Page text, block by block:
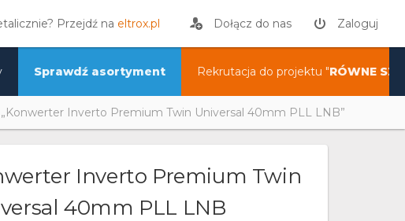
Przejdź na eltrox.pl Dołącz do nas Zaloguj
Sprawdź asortyment Rekrutacja do projektu "RÓWNE
„Konwerter Inverto Premium Twin Universal 40mm PLL LNB”
Inverto Premium Twin
40mm PLL LNB